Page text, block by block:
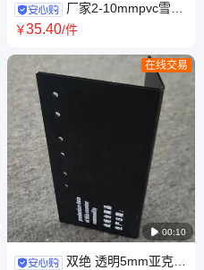
厂家2-10mmpvc雪弗
板发泡板白色灰色聚录乙烯板
￥35.40/件
 00:10
在线交易
双绝 透明5mm亚克力